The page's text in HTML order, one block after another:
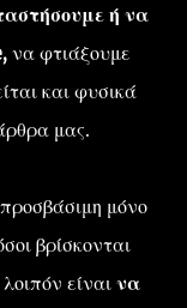
ή να
να φτιάξουμε
και φυσικά
μας.
μόνο
βρίσκονται
είναι να